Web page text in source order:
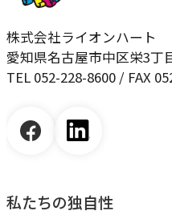
株式会社ライオンハート
愛知県名古屋市中区栄3丁
TEL 052-228-8600 / FAX
私たちの独自性